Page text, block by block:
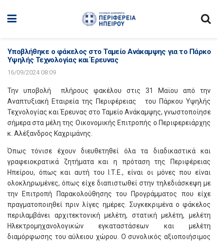
Υποβλήθηκε ο φάκελος στο Ταμείο Ανάκαμψης για το Πάρκο
Υψηλής Τεχνολογίας και Έρευνας
16/09/2024 08:09
Την υποβολή πλήρους φακέλου στις 31 Μαϊου από την
Αναπτυξιακή Εταιρεία της Περιφέρειας του Πάρκου Υψηλής
Τεχνολογίας και Έρευνας στο Ταμείο Ανάκαμψης, γνωστοποίησε
σήμερα στα μέλη της Οικονομικής Επιτροπής ο Περιφερειάρχης
κ. Αλέξανδρος Καχριμάνης.
Όπως τόνισε έχουν διευθετηθεί όλα τα διαδικαστικά και
γραφειοκρατικά ζητήματα και η πρόταση της Περιφέρειας
Ηπείρου, όπως και αυτή του Ι.Τ.Ε., είναι οι μόνες που είναι
ολοκληρωμένες, όπως είχε διαπιστωθεί στην τηλεδιάσκεψη με
την Επιτροπή Παρακολούθησης του Προγράμματος που είχε
πραγματοποιηθεί πριν λίγες ημέρες. Συγκεκριμένα ο φάκελος
περιλαμβάνει αρχιτεκτονική μελέτη, στατική μελέτη, μελέτη
Ηλεκτρομηχανολογικών εγκαταστάσεων και μελέτη
διαμόρφωσης του αύλειου χώρου. Ο συνολικός αξιοποιήσιμος